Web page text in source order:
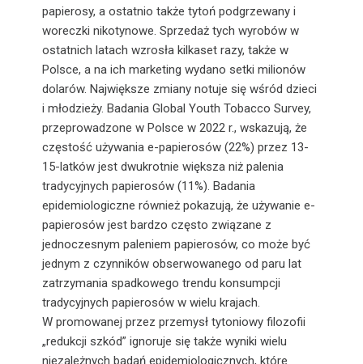
papierosy, a ostatnio także tytoń podgrzewany i
woreczki nikotynowe. Sprzedaż tych wyrobów w
ostatnich latach wzrosła kilkaset razy, także w
Polsce, a na ich marketing wydano setki milionów
dolarów. Największe zmiany notuje się wśród dzieci
i młodzieży. Badania Global Youth Tobacco Survey,
przeprowadzone w Polsce w 2022 r., wskazują, że
częstość używania e-papierosów (22%) przez 13-
15-latków jest dwukrotnie większa niż palenia
tradycyjnych papierosów (11%). Badania
epidemiologiczne również pokazują, że używanie e-
papierosów jest bardzo często związane z
jednoczesnym paleniem papierosów, co może być
jednym z czynników obserwowanego od paru lat
zatrzymania spadkowego trendu konsumpcji
tradycyjnych papierosów w wielu krajach.
W promowanej przez przemysł tytoniowy filozofii
„redukcji szkód” ignoruje się także wyniki wielu
niezależnych badań epidemiologicznych, które